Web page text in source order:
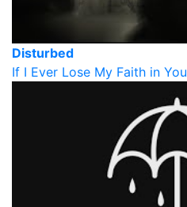
Disturbed
If I Ever Lose My Faith in You